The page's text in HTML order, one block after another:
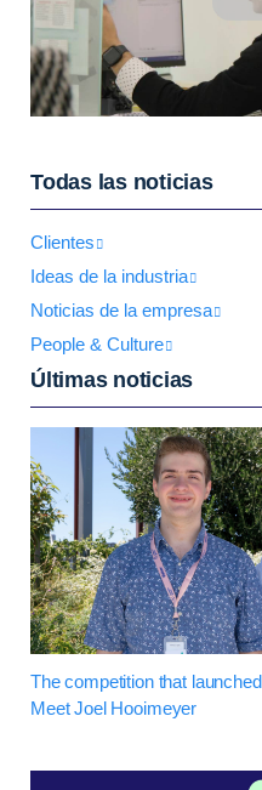
Todas las noticias
Clientes
Ideas de la industria
Noticias de la empresa
People & Culture
Últimas noticias
The competition that
Meet Joel Hooimeyer